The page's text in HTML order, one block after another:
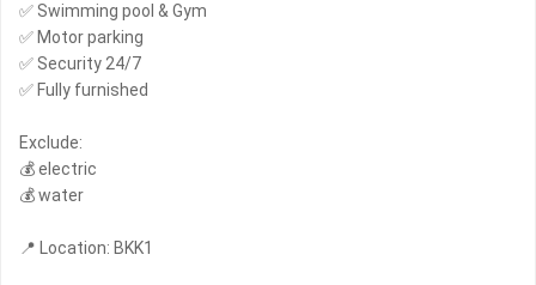
✅ Swimming pool & Gym
✅ Motor parking
✅ Security 24/7
✅ Fully furnished
Exclude:
💰 electric
💰 water
📍 Location: BKK1